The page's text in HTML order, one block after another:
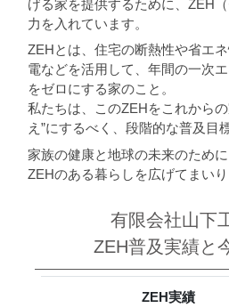
げる家を提供するために、ZEH
力を入れています。
ZEHとは、住宅の断熱性や省エ
電などを活用して、年間の一次
をゼロにする家のこと。
私たちは、このZEHをこれから
え”にするべく、段階的な普及目
家族の健康と地球の未来のために
ZEHのある暮らしを広げてまいり
有限会社山下
ZEH普及実績と
ZEH実績